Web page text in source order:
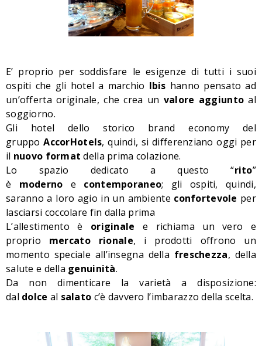
E’ proprio per soddisfare le esigenze di tutti i suoi
ospiti che gli hotel a marchio Ibis hanno pensato ad
un’offerta originale, che crea un valore aggiunto al
soggiorno.
Gli hotel dello storico brand economy del
gruppoAccorHotels, quindi, si differenziano oggi per
il nuovo format della prima colazione.
Lo spazio dedicato a questo “rito”
è moderno e contemporaneo; gli ospiti, quindi,
saranno a loro agio in un ambiente confortevole per
lasciarsi coccolare fin dalla prima
L’allestimento è originale e richiama un vero e
proprio mercato rionale, i prodotti offrono un
momento speciale all’insegna della freschezza, della
salute e della genuinità.
Da non dimenticare la varietà a disposizione:
dal dolce al salato c’è davvero l’imbarazzo della scelta.